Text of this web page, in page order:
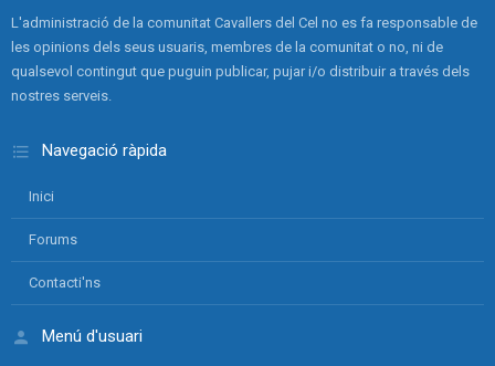
L'administració de la comunitat Cavallers del Cel no es fa responsable de
les opinions dels seus usuaris, membres de la comunitat o no, ni de
qualsevol contingut que puguin publicar, pujar i/o distribuir a través dels
nostres serveis.
Navegació ràpida
Inici
Forums
Contacti'ns
Menú d'usuari